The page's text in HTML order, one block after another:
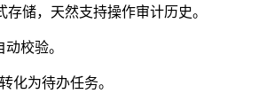
存储，天然支持操作审计历史。
校验。
化为待办任务。